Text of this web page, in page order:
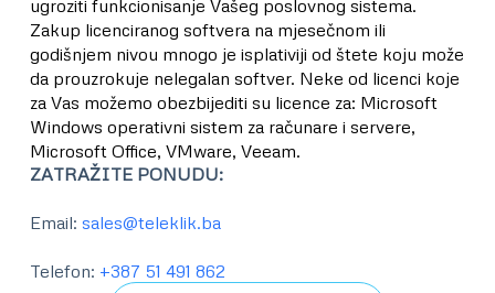
ugroziti funkcionisanje Vašeg poslovnog sistema.
Zakup licenciranog softvera na mjesečnom ili
godišnjem nivou mnogo je isplativiji od štete koju može
da prouzrokuje nelegalan softver. Neke od licenci koje
za Vas možemo obezbijediti su licence za: Microsoft
Windows operativni sistem za računare i servere,
Microsoft Office, VMware, Veeam.
ZATRAŽITE PONUDU:
Email: sales@teleklik.ba
Telefon: +387 51 491 862